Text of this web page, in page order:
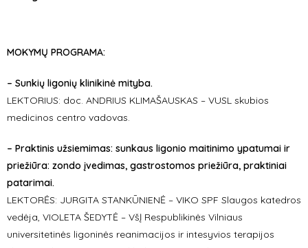
MOKYMŲ PROGRAMA:
– Sunkių ligonių klinikinė mityba.
LEKTORIUS: doc. ANDRIUS KLIMAŠAUSKAS – VUSL skubios
medicinos centro vadovas.
– Praktinis užsiemimas: sunkaus ligonio maitinimo ypatumai ir
priežiūra: zondo įvedimas, gastrostomos priežiūra, praktiniai
patarimai.
LEKTORĖS: JURGITA STANKŪNIENĖ – VIKO SPF Slaugos katedros
vedėja, VIOLETA ŠEDYTĖ – VšĮ Respublikinės Vilniaus
universitetinės ligoninės reanimacijos ir intesyvios terapijos